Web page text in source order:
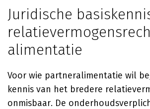
Juridische
alimentatie
Voor wie partneralimentatie wil
kennis van het bredere
onmisbaar. De